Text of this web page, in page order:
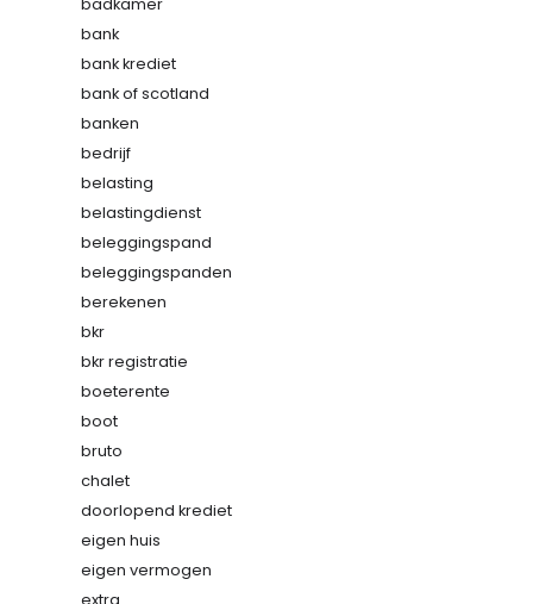
bank
bank krediet
bank of scotland
banken
bedrijf
belasting
belastingdienst
beleggingspand
beleggingspanden
berekenen
bkr
bkr registratie
boeterente
boot
bruto
chalet
doorlopend krediet
eigen huis
eigen vermogen